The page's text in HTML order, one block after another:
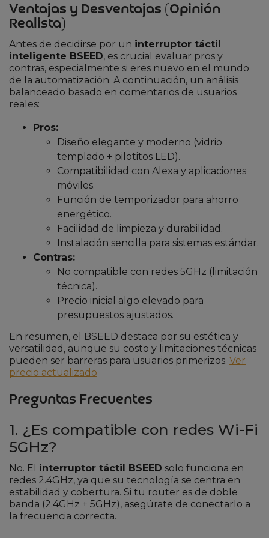
Ventajas y Desventajas (Opinión
Realista)
Antes de decidirse por un interruptor táctil
inteligente BSEED, es crucial evaluar pros y
contras, especialmente si eres nuevo en el mundo
de la automatización. A continuación, un análisis
balanceado basado en comentarios de usuarios
reales:
Pros:
Diseño elegante y moderno (vidrio
templado + pilotitos LED).
Compatibilidad con Alexa y aplicaciones
móviles.
Función de temporizador para ahorro
energético.
Facilidad de limpieza y durabilidad.
Instalación sencilla para sistemas estándar.
Contras:
No compatible con redes 5GHz (limitación
técnica).
Precio inicial algo elevado para
presupuestos ajustados.
En resumen, el BSEED destaca por su estética y
versatilidad, aunque su costo y limitaciones técnicas
pueden ser barreras para usuarios primerizos. Ver
precio actualizado
Preguntas Frecuentes
1. ¿Es compatible con redes Wi-Fi
5GHz?
No. El interruptor táctil BSEED solo funciona en
redes 2.4GHz, ya que su tecnología se centra en
estabilidad y cobertura. Si tu router es de doble
banda (2.4GHz + 5GHz), asegúrate de conectarlo a
la frecuencia correcta.